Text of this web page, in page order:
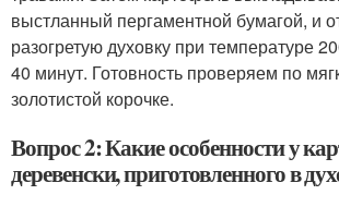
выстланный пергаментной бумагой, и
разогретую духовку при температуре
40 минут. Готовность проверяем по
золотистой корочке.
Вопрос 2: Какие особенности у
деревенски, приготовленного в